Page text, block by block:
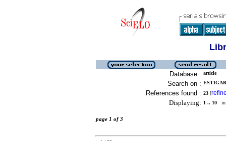
Database : article
Search on :
References found : 23 [
Displaying: 1 .. 10 in
page 1 of 3